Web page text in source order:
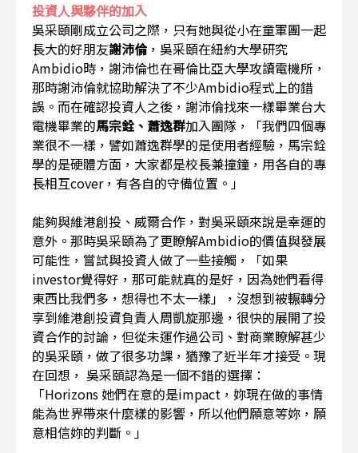
投資人與夥伴的加入
吳采頤剛成立公司之際，只有她與從小在童軍團一起
長大的好朋友謝沛倫，吳采頤在紐約大學研究
Ambidio時，謝沛倫也在哥倫比亞大學攻讀電機所，
那時謝沛倫就協助解決了不少Ambidio程式上的錯
誤。而在確認投資人之後，謝沛倫找來一樣畢業台大
電機畢業的馬宗銓、蕭逸群加入團隊，「我們四個專
業很不一樣，譬如蕭逸群學的是使用者經驗，馬宗銓
學的是硬體方面，大家都是校長兼撞鐘，用各自的專
長相互cover，有各自的守備位置。」
能夠與維港創投、威爾合作，對吳采頤來說是幸運的
意外。那時吳采頤為了更瞭解Ambidio的價值與發展
可能性，嘗試與投資人做了一些接觸，「如果
investor覺得好，那可能就真的是好，因為她們看得
東西比我們多，想得也不太一樣」，沒想到被輾轉分
享到維港創投資負責人周凱旋那邊，很快的展開了投
資合作的討論，但從未運作過公司、對商業瞭解甚少
的吳采頤，做了很多功課，猶豫了近半年才接受。現
在回想， 吳采頤認為是一個不錯的選擇：
「Horizons 她們在意的是impact，妳現在做的事情
能為世界帶來什麼樣的影響，所以他們願意等妳，願
意相信妳的判斷。」